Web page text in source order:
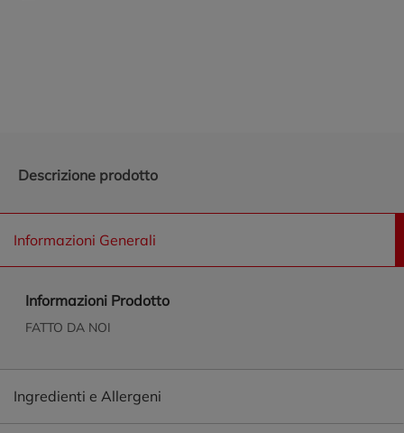
Descrizione prodotto
Informazioni Generali
Informazioni Prodotto
FATTO DA NOI
Ingredienti e Allergeni